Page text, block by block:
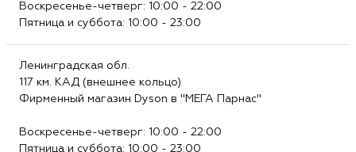
Воскресенье-четверг: 10:00 - 22:00
Пятница и суббота: 10:00 - 23:00
Ленинградская обл.
117 км. КАД (внешнее кольцо)
Фирменный магазин Dyson в "МЕГА Парнас"
Воскресенье-четверг: 10:00 - 22:00
Пятница и суббота: 10:00 - 23:00